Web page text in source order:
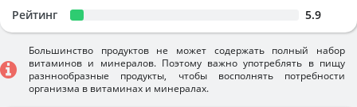
Рейтинг 5.9
Большинство продуктов не может содержать полный набор
витаминов и минералов. Поэтому важно употреблять в пищу
разннообразные продукты, чтобы восполнять потребности
организма в витаминах и минералах.